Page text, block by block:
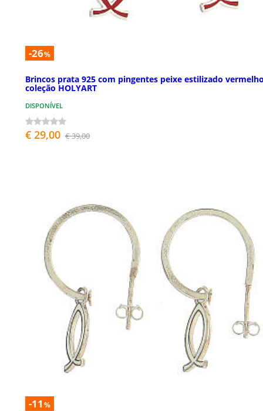
-26%
Brincos prata 925 com pingentes peixe estilizado
coleção HOLYART
DISPONÍVEL
€ 29,00 € 39,00
-11 %